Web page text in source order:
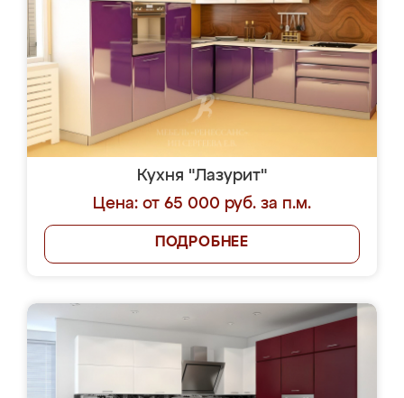
Кухня "Лазурит"
Цена: от 65 000 руб. за п.м.
ПОДРОБНЕЕ